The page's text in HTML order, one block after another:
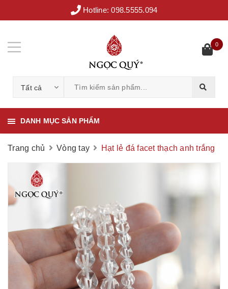
Hotline:098.5555.094
Tất cả
0
DANH MỤC SẢN PHẨM
Trang chủ Vòng tay Hạt lẻ đá facet thạch anh trắng